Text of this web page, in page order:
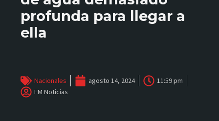
profunda para llegar a
ella
Nacionales agosto 14, 2024
11:59 pm
FM Noticias